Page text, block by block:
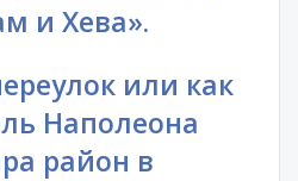
и Хева».
или как
Наполеона
район в